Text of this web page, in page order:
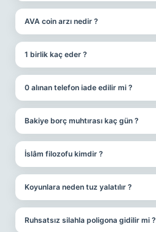
AVA coin arzı nedir ?
1 birlik kaç eder ?
0 alınan telefon iade edilir mi ?
Bakiye borç muhtırası kaç gün ?
İslâm filozofu kimdir ?
Koyunlara neden tuz yalatılır ?
Ruhsatsız silahla poligona gidilir mi ?